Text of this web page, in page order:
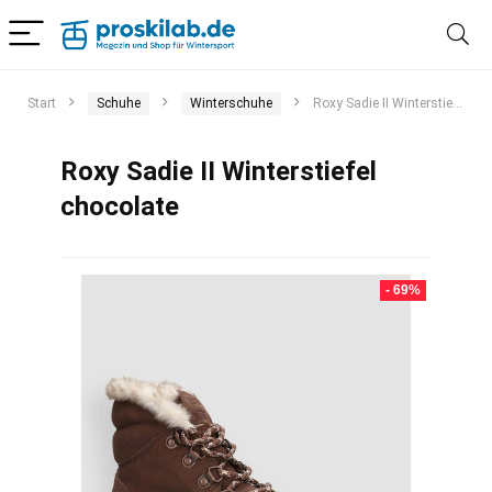
Start Schuhe Winterschuhe Roxy Sadie II Winterstiefel chocolate
Roxy Sadie II Winterstiefel
chocolate
- 69%